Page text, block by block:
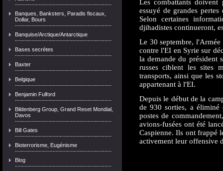
Banques, Banksters, Paradis fiscaux,
Dollar, Bours
Banquise/Arctique/Antarctique
Bases secrètes
Baxter
Belgique
Benjamin Fulford
Bildenberg Group, Grand Reset Mondial,
Davos
Bill Gates
Bioterrorisme, Eugénisme
Blog
Les combattants
essuyé de grandes
Selon certaines
djihadistes continueront,
Le 30 septembre,
contre l'EI en Syrie sur
la demande du président
russes ciblent les sites
transports, ainsi que les
appartenant à l'EI.
Depuis le début de la
de 930 sorties, a éliminé
postes de
avions-fusées ont été
Caspienne. Ils ont frappé
activement leur offensive